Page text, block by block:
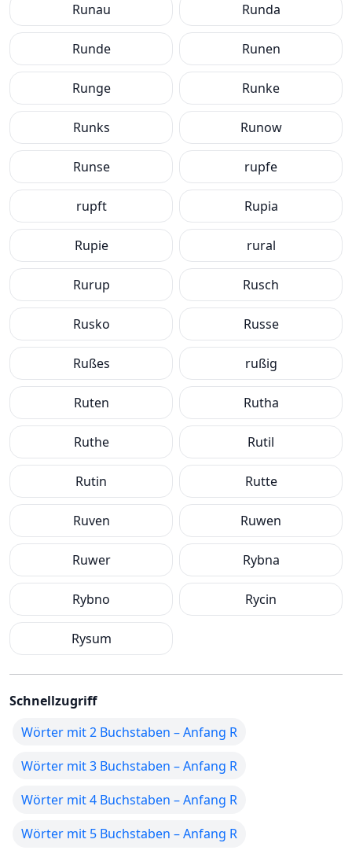
Runau Runda
Runde Runen
Runge Runke
Runks Runow
Runse rupfe
rupft Rupia
Rupie rural
Rurup Rusch
Rusko Russe
Rußes rußig
Ruten Rutha
Ruthe Rutil
Rutin Rutte
Ruven Ruwen
Ruwer Rybna
Rybno Rycin
Rysum
Schnellzugriff
Wörter mit 2 Buchstaben – Anfang R
Wörter mit 3 Buchstaben – Anfang R
Wörter mit 4 Buchstaben – Anfang R
Wörter mit 5 Buchstaben – Anfang R